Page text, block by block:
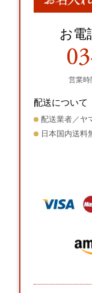
お電
営業
配送について
配送業者／ヤ
日本国内送料